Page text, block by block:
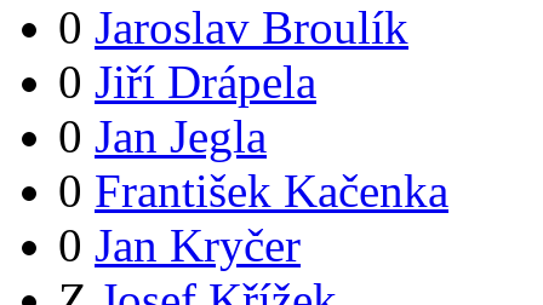
0 Jaroslav Broulík
0 Jiří Drápela
0 Jan Jegla
0 František Kačenka
0 Jan Kryčer